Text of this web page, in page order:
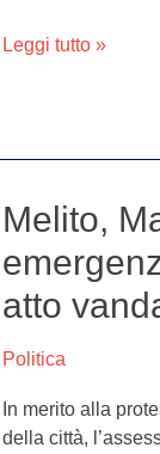
Leggi tutto »
Melito,
atto
Politica
In merito alla
della città,
Melito,
Mastropasqua:
“Non
esiste
emergenza
in
città,